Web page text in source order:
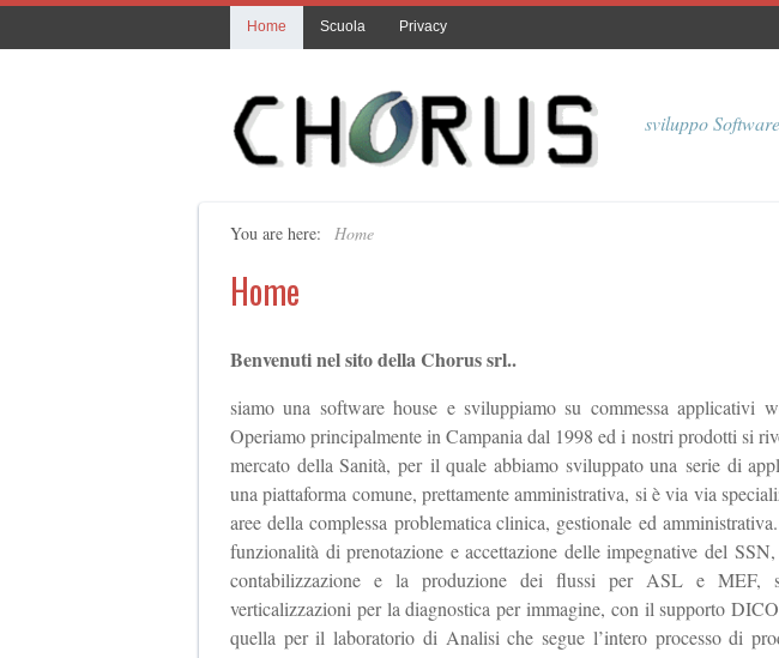
Home Scuola Privacy
sviluppo
You are here: Home
Home
Benvenuti nel sito della Chorus srl..
siamo una software house e sviluppiamo su commessa applicativi
Operiamo principalmente in Campania dal 1998 ed i nostri prodotti si
mercato della Sanità, per il quale abbiamo sviluppato una serie di
una piattaforma comune, prettamente amministrativa, si è via via
aree della complessa problematica clinica, gestionale ed
funzionalità di prenotazione e accettazione delle impegnative del
contabilizzazione e la produzione dei flussi per ASL e MEF,
verticalizzazioni per la diagnostica per immagine, con il supporto
quella per il laboratorio di Analisi che segue l’intero processo di